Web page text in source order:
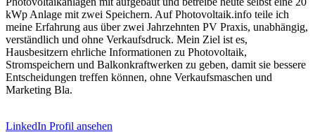
kWp Anlage mit zwei Speichern. Auf Photovoltaik.info teile ich
meine Erfahrung aus über zwei Jahrzehnten PV Praxis, unabhängig,
verständlich und ohne Verkaufsdruck. Mein Ziel ist es,
Hausbesitzern ehrliche Informationen zu Photovoltaik,
Stromspeichern und Balkonkraftwerken zu geben, damit sie bessere
Entscheidungen treffen können, ohne Verkaufsmaschen und
Marketing Bla.
LinkedIn Profil ansehen